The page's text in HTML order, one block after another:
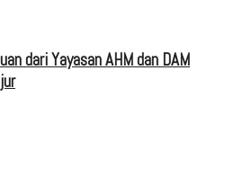
dari Yayasan AHM dan DAM